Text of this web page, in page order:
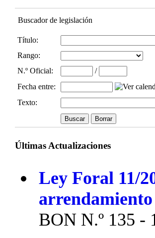
Buscador de legislación
Título:
Rango:
N.º Oficial:
/
Fecha entre:
Texto:
Últimas Actualizaciones
Ley Foral 11/
BON N.º 135 -